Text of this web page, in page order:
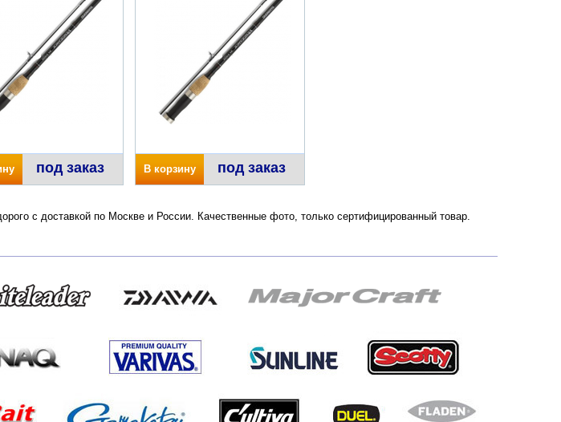
под заказ В корзину под заказ
с доставкой по Москве и России. Качественные фото, только сертифицированный товар.